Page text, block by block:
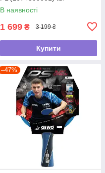
В наявності
1 699 ₴ 3 199 ₴
Купити
–47%